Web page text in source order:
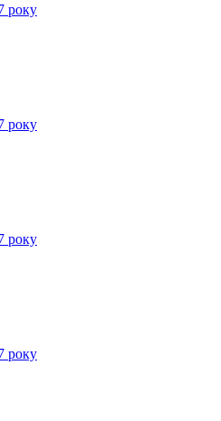
року
року
року
року